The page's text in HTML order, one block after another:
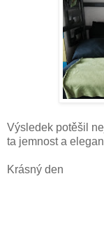
Výsledek potěšil
ta jemnost a
Krásný den